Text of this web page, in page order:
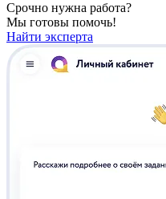
Срочно нужна работа?
Мы готовы помочь!
Найти эксперта